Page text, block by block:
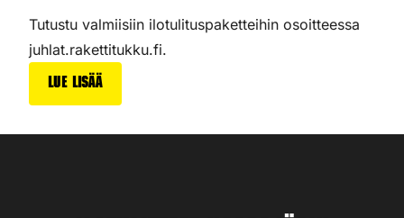
Tutustu valmiisiin ilotulituspaketteihin osoitteessa
juhlat.rakettitukku.fi.
Lue lisää